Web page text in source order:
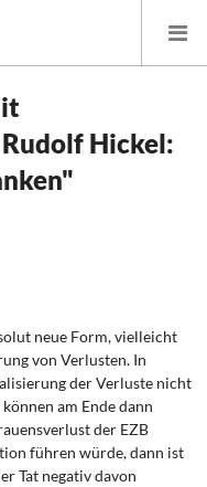
Hickel:
neue Form, vielleicht
von Verlusten. In
der Verluste nicht
am Ende dann
der EZB
führen würde, dann ist
Tat negativ davon